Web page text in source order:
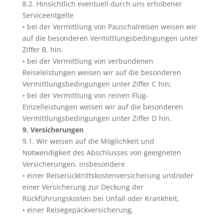
8.2. Hinsichtlich eventuell durch uns erhobener
Serviceentgelte
• bei der Vermittlung von Pauschalreisen weisen wir
auf die besonderen Vermittlungsbedingungen unter
Ziffer B. hin.
• bei der Vermittlung von verbundenen
Reiseleistungen weisen wir auf die besonderen
Vermittlungsbedingungen unter Ziffer C hin;
• bei der Vermittlung von reinen Flug-
Einzelleistungen weisen wir auf die besonderen
Vermittlungsbedingungen unter Ziffer D hin.
9. Versicherungen
9.1. Wir weisen auf die Möglichkeit und
Notwendigkeit des Abschlusses von geeigneten
Versicherungen, insbesondere
• einer Reiserücktrittskostenversicherung und/oder
einer Versicherung zur Deckung der
Rückführungskosten bei Unfall oder Krankheit,
• einer Reisegepäckversicherung,